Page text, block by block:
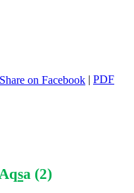
| PDF
sa (2)